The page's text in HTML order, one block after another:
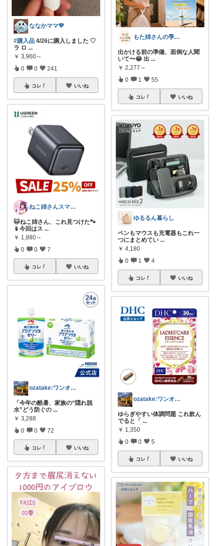
ななかママ💚
#購入品 4/26に購入しました ♡
ラ ロ ...
￥ 3,960～
0 0 241
コレ いいね
ねこ姉さんスマホ店員のコスパ生活
🐱ねこ姉さん、これ見つけた🐾
📱今回はス ...
￥ 1,880～
0 0 7
コレ いいね
ozatake:ワンオペママサポーター
「今年の酷暑、家族の“隠れ脱
水”どう防ぐの ...
￥ 3,288
0 0 72
コレ いいね
もた姉さんの季節ストレス対策ROOM
出かける前の準備、面倒な人聞
いて〜😂 出 ...
￥ 2,277～
0 1 55
コレ いいね
ゆるるん暮らし
ペンもマウスも充電器もこれ一
つにまとめてい ...
￥ 4,180
0 1 4
コレ いいね
ozatake:ワンオペママサポーター
ゆらぎやすい体調問題 これ飲ん
でると「 ...
￥ 1,350
0 0 5
コレ いいね